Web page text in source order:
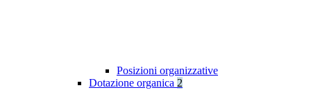
Posizioni organizzative
Dotazione organica 2